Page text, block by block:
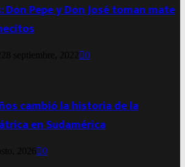
Don Pepe y Don José toman mate
28 septiembre, 2022 0
cambió la historia de la
en Sudamérica
2026 0